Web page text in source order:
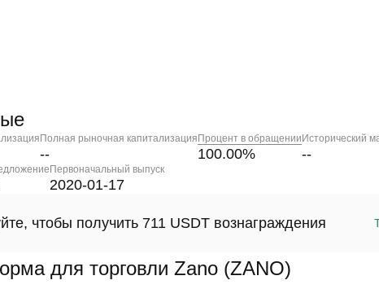
Полная рыночная капитализация
--
Процент в обращении
100.00%
Исторический
--
Первоначальный выпуск
2020-01-17
чтобы получить 711 USDT вознаграждения
для торговли Zano (ZANO)